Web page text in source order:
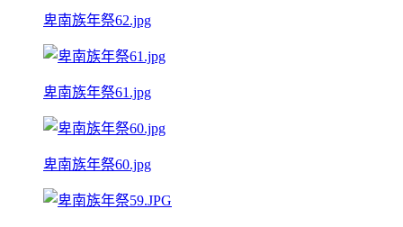
卑南族年祭62.jpg
卑南族年祭61.jpg
卑南族年祭60.jpg